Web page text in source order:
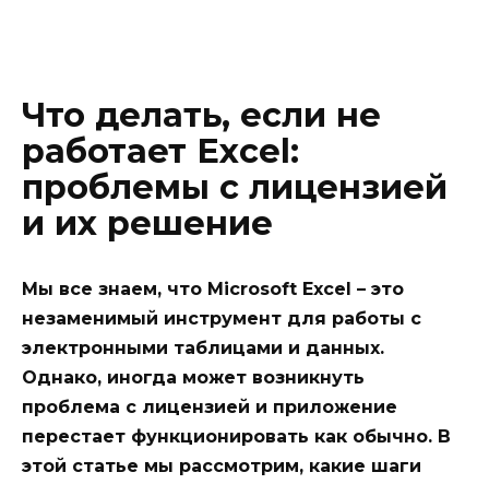
Что делать, если не
работает Excel:
проблемы с лицензией
и их решение
Мы все знаем, что Microsoft Excel – это
незаменимый инструмент для работы с
электронными таблицами и данных.
Однако, иногда может возникнуть
проблема с лицензией и приложение
перестает функционировать как обычно. В
этой статье мы рассмотрим, какие шаги